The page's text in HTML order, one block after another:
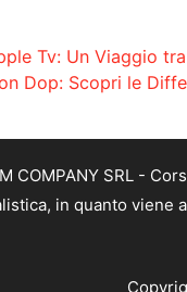
Tv: Un Viaggio
Dop: Scopri le
COMPANY SRL -
in quanto